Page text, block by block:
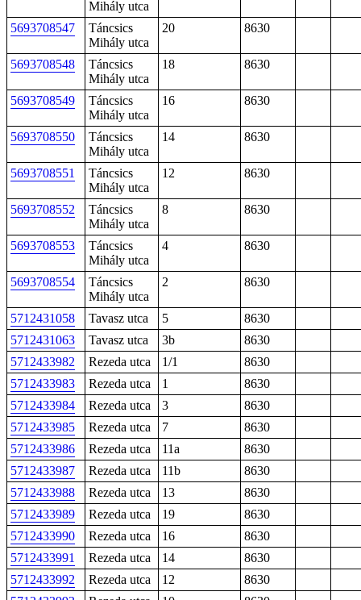
Mihály utca
5693708547
Táncsics
Mihály utca
20 8630
5693708548
Táncsics
Mihály utca
18 8630
5693708549
Táncsics
Mihály utca
16 8630
5693708550
Táncsics
Mihály utca
14 8630
5693708551
Táncsics
Mihály utca
12 8630
5693708552
Táncsics
Mihály utca
8 8630
5693708553
Táncsics
Mihály utca
4 8630
5693708554
Táncsics
Mihály utca
2 8630
5712431058 Tavasz utca 5
8630
5712431063
Tavasz utca 3b
8630
5712433982
Rezeda utca 1/1
8630
5712433983
Rezeda utca 1
8630
5712433984
Rezeda utca 3
8630
5712433985
Rezeda utca 7
8630
5712433986
Rezeda utca 11a
8630
5712433987
Rezeda utca 11b
8630
5712433988
Rezeda utca 13
8630
5712433989
Rezeda utca 19
8630
5712433990
Rezeda utca 16
8630
5712433991
Rezeda utca 14
8630
5712433992
Rezeda utca 12
8630